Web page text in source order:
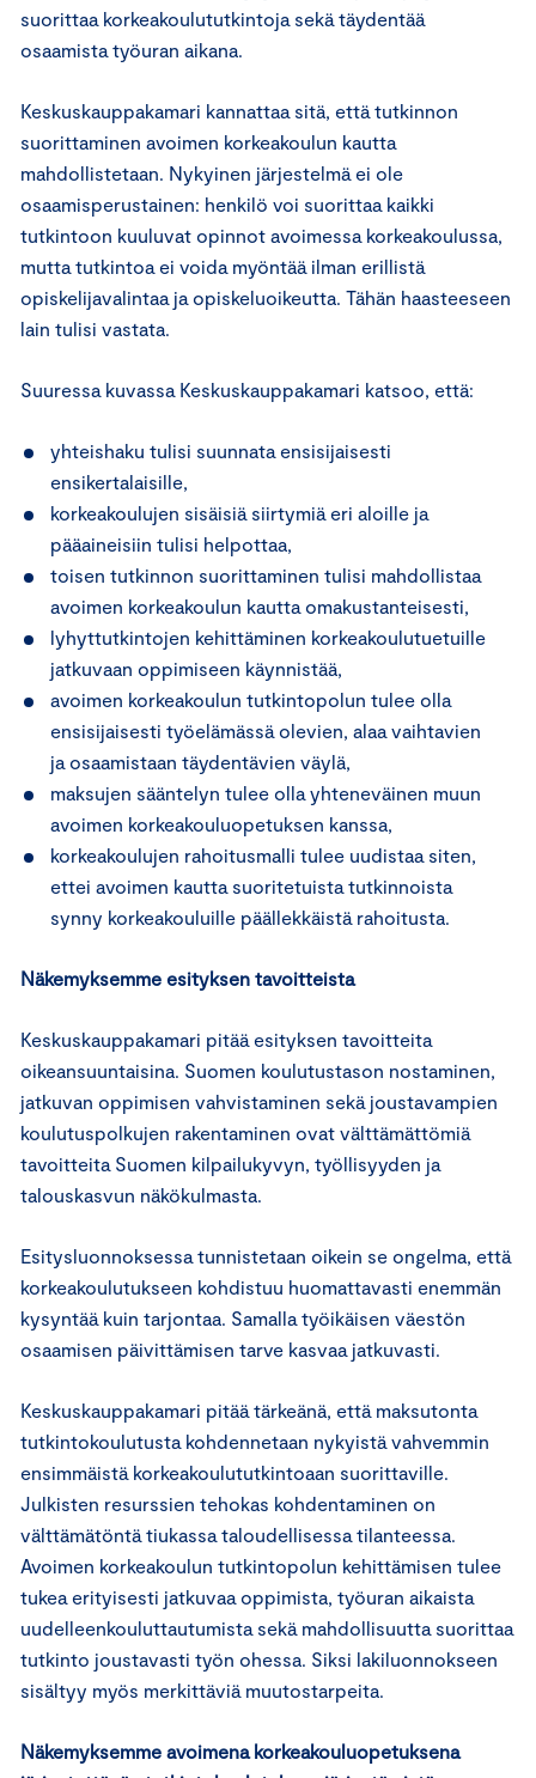
suorittaa korkeakoulututkintoja sekä täydentää
osaamista työuran aikana.
Keskuskauppakamari kannattaa sitä, että tutkinnon
suorittaminen avoimen korkeakoulun kautta
mahdollistetaan. Nykyinen järjestelmä ei ole
osaamisperustainen: henkilö voi suorittaa kaikki
tutkintoon kuuluvat opinnot avoimessa korkeakoulussa,
mutta tutkintoa ei voida myöntää ilman erillistä
opiskelijavalintaa ja opiskeluoikeutta. Tähän haasteeseen
lain tulisi vastata.
Suuressa kuvassa Keskuskauppakamari katsoo, että:
yhteishaku tulisi suunnata ensisijaisesti
ensikertalaisille,
korkeakoulujen sisäisiä siirtymiä eri aloille ja
pääaineisiin tulisi helpottaa,
toisen tutkinnon suorittaminen tulisi mahdollistaa
avoimen korkeakoulun kautta omakustanteisesti,
lyhyttutkintojen kehittäminen korkeakoulutuetuille
jatkuvaan oppimiseen käynnistää,
avoimen korkeakoulun tutkintopolun tulee olla
ensisijaisesti työelämässä olevien, alaa vaihtavien
ja osaamistaan täydentävien väylä,
maksujen sääntelyn tulee olla yhteneväinen muun
avoimen korkeakouluopetuksen kanssa,
korkeakoulujen rahoitusmalli tulee uudistaa siten,
ettei avoimen kautta suoritetuista tutkinnoista
synny korkeakouluille päällekkäistä rahoitusta.
Näkemyksemme esityksen tavoitteista
Keskuskauppakamari pitää esityksen tavoitteita
oikeansuuntaisina. Suomen koulutustason nostaminen,
jatkuvan oppimisen vahvistaminen sekä joustavampien
koulutuspolkujen rakentaminen ovat välttämättömiä
tavoitteita Suomen kilpailukyvyn, työllisyyden ja
talouskasvun näkökulmasta.
Esitysluonnoksessa tunnistetaan oikein se ongelma, että
korkeakoulutukseen kohdistuu huomattavasti enemmän
kysyntää kuin tarjontaa. Samalla työikäisen väestön
osaamisen päivittämisen tarve kasvaa jatkuvasti.
Keskuskauppakamari pitää tärkeänä, että maksutonta
tutkintokoulutusta kohdennetaan nykyistä vahvemmin
ensimmäistä korkeakoulututkintoaan suorittaville.
Julkisten resurssien tehokas kohdentaminen on
välttämätöntä tiukassa taloudellisessa tilanteessa.
Avoimen korkeakoulun tutkintopolun kehittämisen tulee
tukea erityisesti jatkuvaa oppimista, työuran aikaista
uudelleenkouluttautumista sekä mahdollisuutta suorittaa
tutkinto joustavasti työn ohessa. Siksi lakiluonnokseen
sisältyy myös merkittäviä muutostarpeita.
Näkemyksemme avoimena korkeakouluopetuksena